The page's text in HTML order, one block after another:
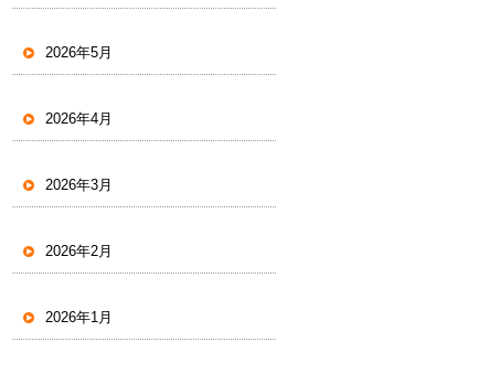
2026年5月
2026年4月
2026年3月
2026年2月
2026年1月